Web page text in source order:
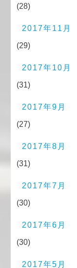
(28)
2017年11月
(29)
2017年10月
(31)
2017年9月
(27)
2017年8月
(31)
2017年7月
(30)
2017年6月
(30)
2017年5月